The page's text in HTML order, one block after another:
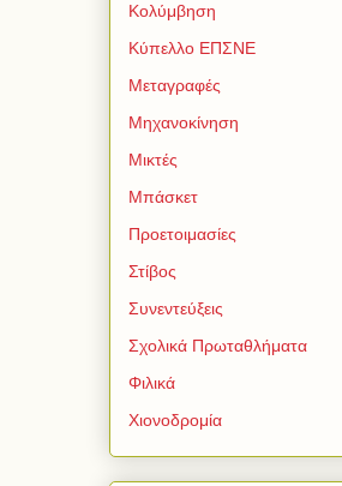
Κολύμβηση
Κύπελλο ΕΠΣΝΕ
Μεταγραφές
Μηχανοκίνηση
Μικτές
Μπάσκετ
Προετοιμασίες
Στίβος
Συνεντεύξεις
Σχολικά Πρωταθλήματα
Φιλικά
Χιονοδρομία